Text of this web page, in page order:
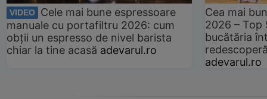
VIDEO
Cele mai bune espressoare
manuale cu portafiltru 2026: cum
obții un espresso de nivel barista
chiar la tine acasă adevarul.ro
Cea mai
2026 –
bucătăria
adevarul.ro